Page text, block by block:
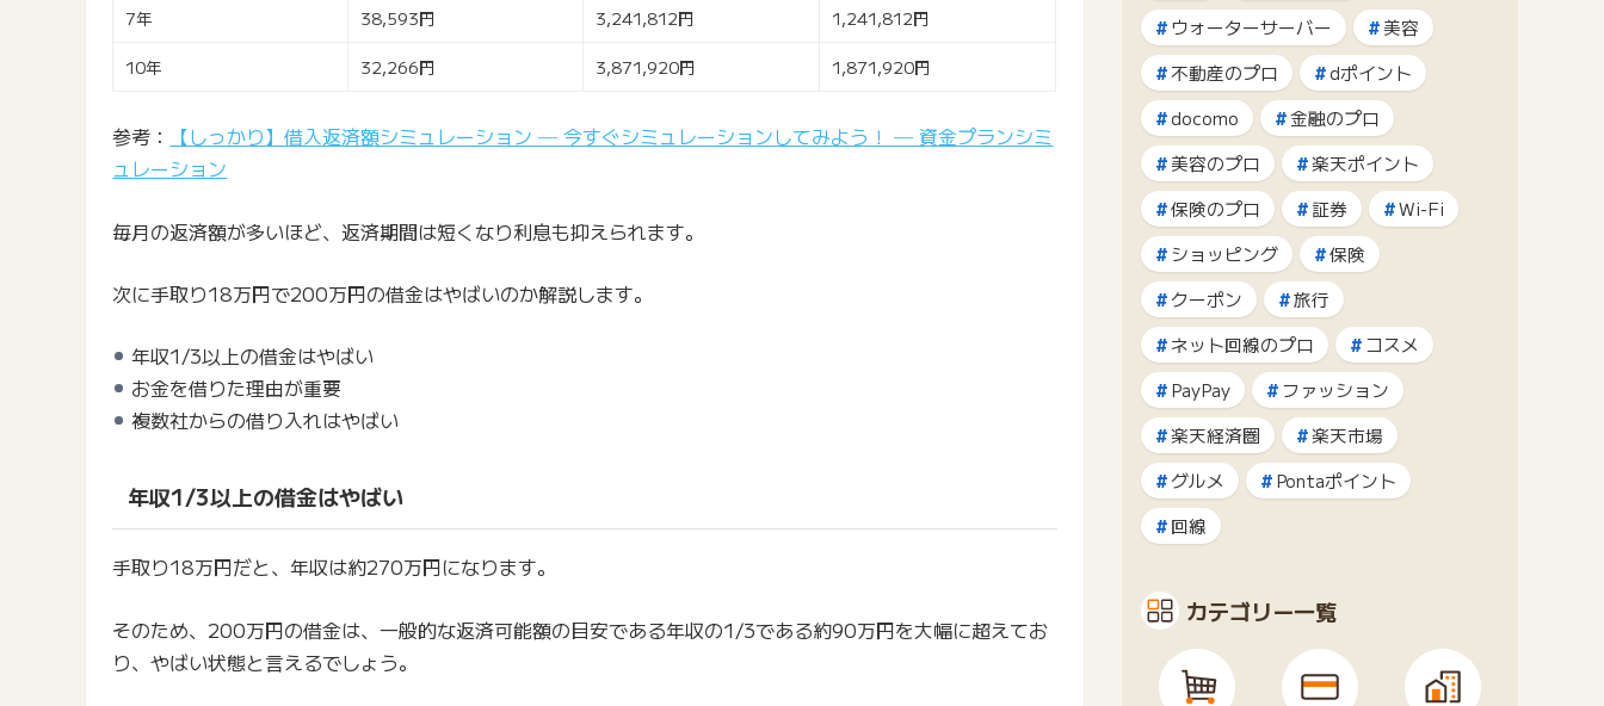
7年 38,593円 3,241,812円 1,241,812円
10年 32,266円 3,871,920円 1,871,920円
参考：
【しっかり】借入返済額シミュレーション ─ 今すぐシミュレーションしてみよう！ ─ 資金プランシミ
ュレーション
毎月の返済額が多いほど、返済期間は短くなり利息も抑えられます。
次に手取り18万円で200万円の借金はやばいのか解説します。
年収1/3以上の借金はやばい
お金を借りた理由が重要
複数社からの借り入れはやばい
年収1/3以上の借金はやばい
手取り18万円だと、年収は約270万円になります。
そのため、200万円の借金は、一般的な返済可能額の目安である年収の1/3である約90万円を大幅に超えてお
り、やばい状態と言えるでしょう。
ウォーターサーバー
美容
不動産のプロ
dポイント
docomo
金融のプロ
美容のプロ
楽天ポイント
保険のプロ
証券
Wi-Fi
ショッピング
保険
クーポン
旅行
ネット回線のプロ
コスメ
PayPay
ファッション
楽天経済圏
楽天市場
グルメ
Pontaポイント
回線
カテゴリー一覧